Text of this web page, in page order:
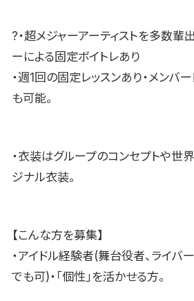
?・超メジャーアーティストを多数輩
ーによる固定ボイトレあり
・週1回の固定レッスンあり・メンバ
も可能。
・衣装はグループのコンセプトや世
ジナル衣装。
【こんな方を募集】
・アイドル経験者(舞台役者、ライバ
でも可)・「個性」を活かせる方。